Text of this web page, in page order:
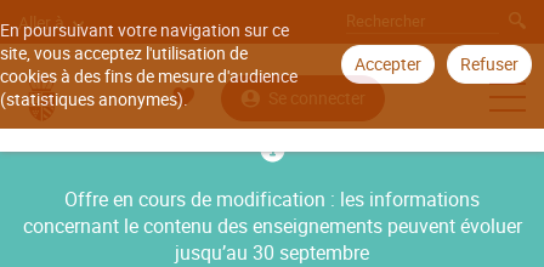
En poursuivant votre navigation sur ce
site, vous acceptez l'utilisation de
cookies à des fins de mesure d'audience
(statistiques anonymes).
Accepter Refuser
Aller à
Se connecter
Offre en cours de modification : les informations
concernant le contenu des enseignements peuvent évoluer
jusqu’au 30 septembre